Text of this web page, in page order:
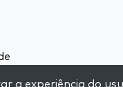
a experiência do